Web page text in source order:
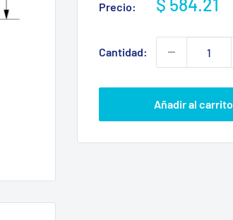
Precio:
venta
$ 584.21
Cantidad:
Añadir al carrito